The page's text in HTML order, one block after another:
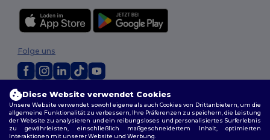
2026. Alle Rechte vorbehalten
Allgemeine Geschäftsbedingungen |Personalisierungsrichtlinien|
Datenschutzbestimmungen| Cookie-Richtlinie|Site Map
Folge uns
Diese Website verwendet Cookies
Unsere Website verwendet sowohl eigene als auch Cookies von Drittanbietern, um die
allgemeine Funktionalität zu verbessern, Ihre Präferenzen zu speichern, die Leistung
der Website zu analysieren und ein reibungsloses und personalisiertes Surferlebnis
zu gewährleisten, einschließlich maßgeschneidertem Inhalt, optimierten
Interaktionen mit unserer Website und Werbung.